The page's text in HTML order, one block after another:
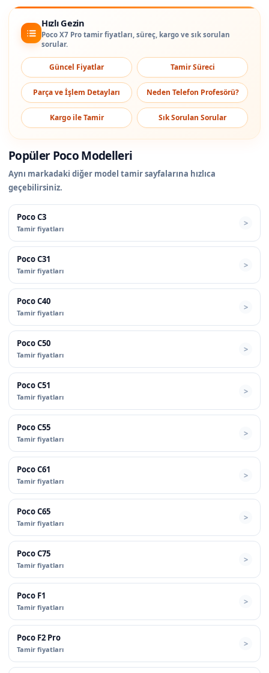
Hızlı Gezin
Poco X7 Pro tamir fiyatları, süreç, kargo ve sık sorulan
sorular.
Güncel Fiyatlar Tamir Süreci
Parça ve İşlem Detayları Neden Telefon Profesörü?
Kargo ile Tamir Sık Sorulan Sorular
Popüler Poco Modelleri
Aynı markadaki diğer model tamir sayfalarına hızlıca
geçebilirsiniz.
Poco C3
Tamir fiyatları
Poco C31
Tamir fiyatları
Poco C40
Tamir fiyatları
Poco C50
Tamir fiyatları
Poco C51
Tamir fiyatları
Poco C55
Tamir fiyatları
Poco C61
Tamir fiyatları
Poco C65
Tamir fiyatları
Poco C75
Tamir fiyatları
Poco F1
Tamir fiyatları
Poco F2 Pro
Tamir fiyatları